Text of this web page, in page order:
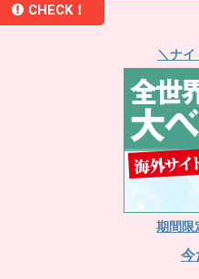
CHECK！
＼ナイ
期間限
今